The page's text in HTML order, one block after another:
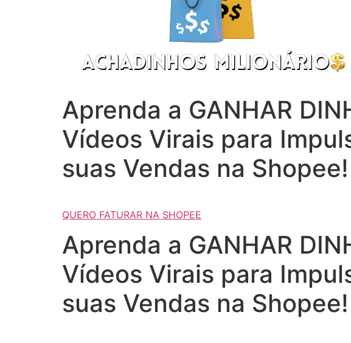
Aprenda a GANHAR
Vídeos Virais para
suas Vendas na Shopee!
QUERO FATURAR NA SHOPEE
Aprenda a GANHAR
Vídeos Virais para
suas Vendas na Shopee!